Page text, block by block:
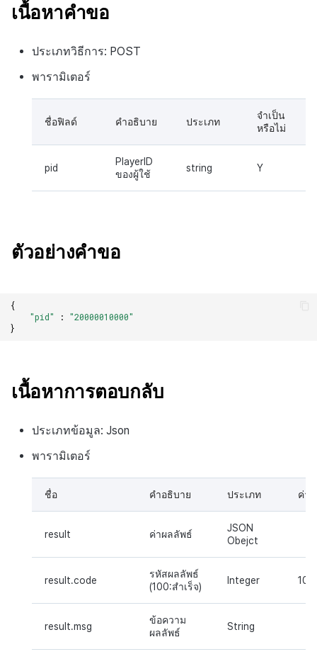
เนื้อหาคำขอ
ประเภทวิธีการ: POST
พารามิเตอร์
ชื่อฟิลด์ คำอธิบาย ประเภท
จำเป็น
หรือไม่
pid
PlayerID
ของผู้ใช้
string Y
ตัวอย่างคำขอ
{
"pid"
:
"20000010000"
}
เนื้อหาการตอบกลับ
ประเภทข้อมูล: Json
พารามิเตอร์
ชื่อ คำอธิบาย ประเภท ค่า
result ค่าผลลัพธ์
JSON
Obejct
result.code
รหัสผลลัพธ์
(100:สำเร็จ)
Integer 100
result.msg
ข้อความ
ผลลัพธ์
String